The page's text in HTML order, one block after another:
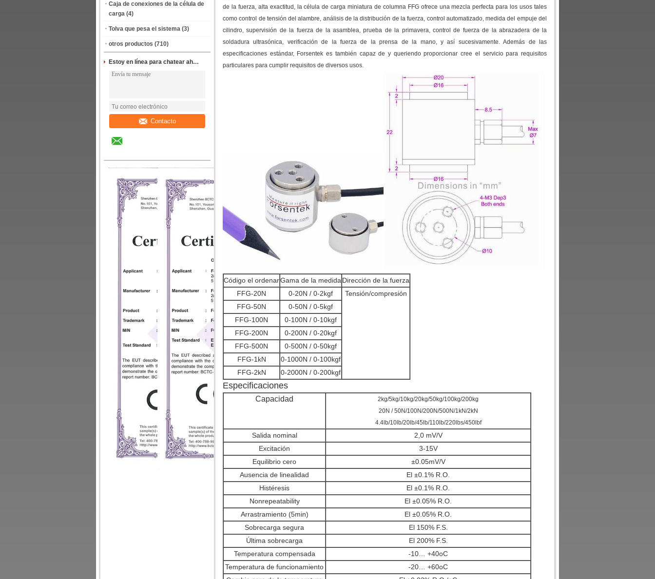
Caja de conexiones de la célula de
carga (4)
Tolva que pesa el sistema (3)
otros productos (710)
Estoy en línea para chatear ahora
Contacto
de la fuerza, alta exactitud, la célula de carga miniatura de columna FFG ofrece una mezcla perfecta para los usos tales
como control de tensión del alambre, análisis de la distribución de la fuerza, control automatizado, medida del empuje del
cilindro, supervisión de la fuerza de la asamblea, prueba de la primavera, control de fuerza de la abrazadera de la
soldadura ultrasónica, verificación de la fuerza de la prensa de la mano, y así sucesivamente. Además de las
especificaciones estándar, Forsentek es también capaz de y queriendo proporcionar cree el servicio para requisitos
particulares para cumplir requisitos de diversos usos.
Código el ordenarGama de la medida Dirección de la fuerza
FFG-20N
0-20N / 0-2kgf
Tensión/compresión
FFG-50N
0-50N / 0-5kgf
FFG-100N
0-100N / 0-10kgf
FFG-200N
0-200N / 0-20kgf
FFG-500N
0-500N / 0-50kgf
FFG-1kN
0-1000N / 0-100kgf
FFG-2kN
0-2000N / 0-200kgf
Especificaciones
Capacidad
2kg/5kg/10kg/20kg/50kg/100kg/200kg
20N / 50N/100N/200N/500N/1kN/2kN
4.4lb/10lb/20lb/45lb/110lb/220lbs/450lbf
Salida nominal
2,0 mV/V
Excitación
3-15V
Equilibrio cero
±0.05mV/V
Ausencia de linealidad
El ±0.1% R.O.
Histéresis
El ±0.1% R.O.
Nonrepeatability
El ±0.05% R.O.
Arrastramiento (5min)
El ±0.05% R.O.
Sobrecarga segura
El 150% F.S.
Última sobrecarga
El 200% F.S.
Temperatura compensada
-10… +40oC
Temperatura de funcionamiento
-20… +60oC